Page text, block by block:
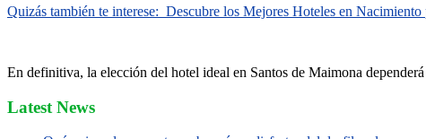
Quizás también te interese: Descubre los Mejores Hoteles en
En definitiva, la elección del hotel ideal en Santos de Maimona
Latest News